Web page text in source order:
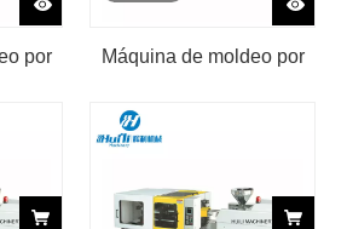
por
Máquina de moldeo por
preformas de PET